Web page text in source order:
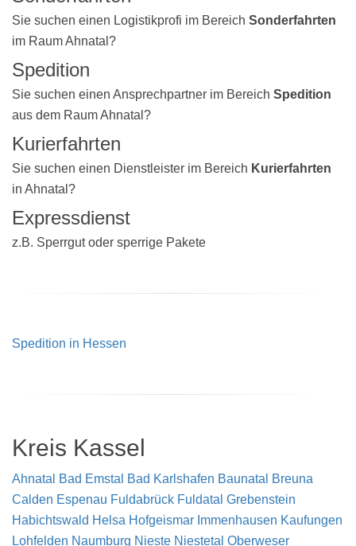
Sie suchen einen Logistikprofi im Bereich Sonderfahrten
im Raum Ahnatal?
Spedition
Sie suchen einen Ansprechpartner im Bereich Spedition
aus dem Raum Ahnatal?
Kurierfahrten
Sie suchen einen Dienstleister im Bereich Kurierfahrten
in Ahnatal?
Expressdienst
z.B. Sperrgut oder sperrige Pakete
Spedition in Hessen
Kreis Kassel
Ahnatal Bad Emstal Bad Karlshafen Baunatal
Breuna
Calden Espenau Fuldabrück Fuldatal Grebenstein
Habichtswald Helsa Hofgeismar Immenhausen Kaufungen
Lohfelden Naumburg Nieste Niestetal Oberweser